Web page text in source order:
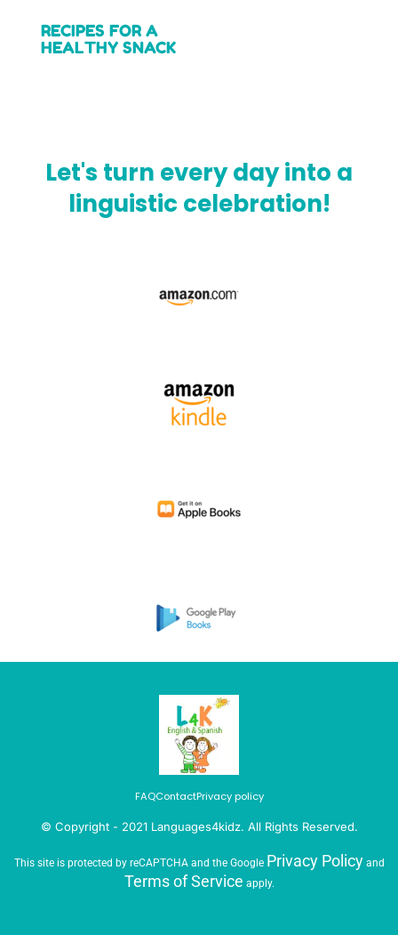
RECIPES FOR A
HEALTHY SNACK
Let's turn every day into a
linguistic celebration!
FAQContactPrivacy policy
©️ Copyright - 2021 Languages4kidz. All Rights Reserved.
This site is protected by reCAPTCHA and the Google Privacy Policy and
Terms of Service apply.